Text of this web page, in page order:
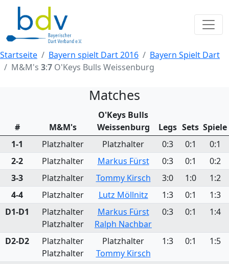
Startseite Bayern spielt Dart 2016
Bayern Spielt Dart
M&M's 3:7 O'Keys Bulls Weissenburg
Matches
# M&M's
O'Keys Bulls
Weissenburg
Legs Sets Spiele
1-1
Platzhalter Platzhalter 0:3 0:1
0:1
2-2
Platzhalter Markus Fürst 0:3 0:1
0:2
3-3
Platzhalter Tommy Kirsch 3:0 1:0
1:2
4-4
Platzhalter Lutz Möllnitz 1:3 0:1
1:3
D1-D1
Platzhalter
Platzhalter
Markus Fürst
Ralph Nachbar
0:3 0:1 1:4
D2-D2
Platzhalter
Platzhalter
Platzhalter
Tommy Kirsch
1:3 0:1 1:5